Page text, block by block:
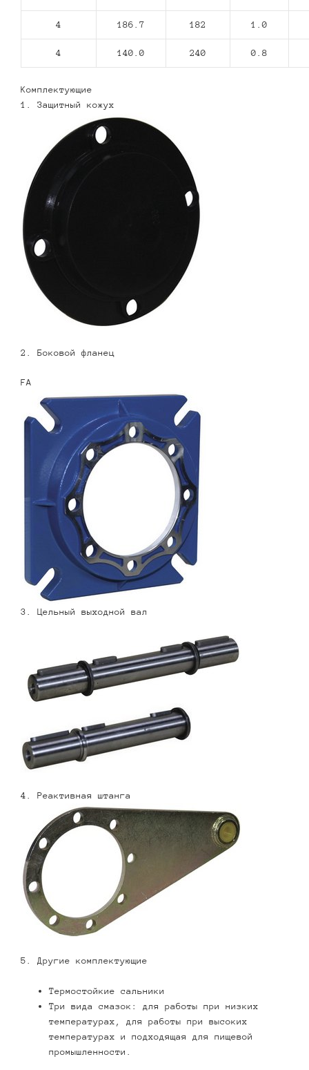
4 186.7 182 1.0
4 140.0 240 0.8
Комплектующие
1. Защитный кожух
2. Боковой фланец
FA
3. Цельный выходной вал
4. Реактивная штанга
5. Другие комплектующие
Термостойкие сальники
Три вида смазок: для работы при низких
температурах, для работы при высоких
температурах и подходящая для пищевой
промышленности.